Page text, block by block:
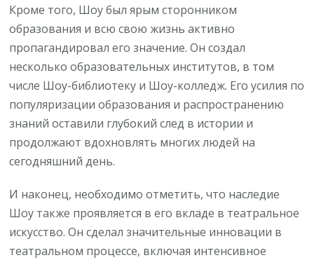
Кроме того, Шоу был ярым сторонником
образования и всю свою жизнь активно
пропагандировал его значение. Он создал
несколько образовательных институтов, в том
числе Шоу-библиотеку и Шоу-колледж. Его усилия по
популяризации образования и распространению
знаний оставили глубокий след в истории и
продолжают вдохновлять многих людей на
сегодняшний день.
И наконец, необходимо отметить, что наследие
Шоу также проявляется в его вкладе в театральное
искусство. Он сделал значительные инновации в
театральном процессе, включая интенсивное